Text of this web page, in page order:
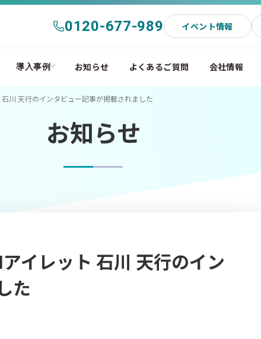
0120-677-989 イベント情報
導入事例 お知らせ よくあるご質問 会社情報
川 天行のインタビュー記事が掲載されました
お知らせ
イレット 石川 天行のイン
た